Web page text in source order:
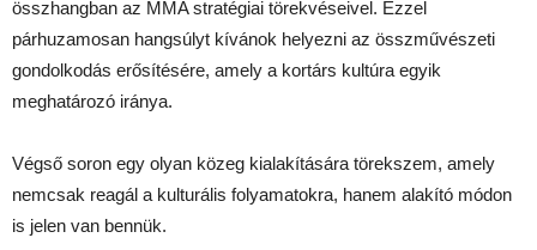
összhangban az MMA stratégiai törekvéseivel. Ezzel
párhuzamosan hangsúlyt kívánok helyezni az összművészeti
gondolkodás erősítésére, amely a kortárs kultúra egyik
meghatározó iránya.
Végső soron egy olyan közeg kialakítására törekszem, amely
nemcsak reagál a kulturális folyamatokra, hanem alakító módon
is jelen van bennük.